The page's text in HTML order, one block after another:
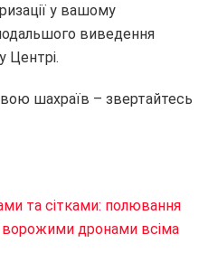
у вашому
виведення
Центрі.
шахраїв – звертайтесь
та сітками: полювання
ворожими дронами всіма